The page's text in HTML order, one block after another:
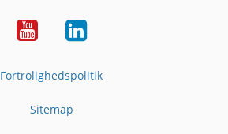
YouTubeLinkedIn
Fortrolighedspolitik
Sitemap